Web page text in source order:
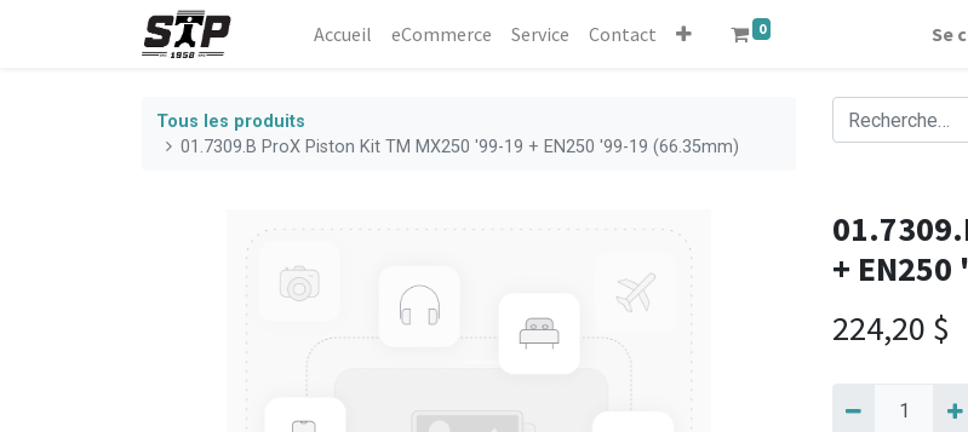
Accueil eCommerce​ Service Contact 0 Se
Tous les produits
01.7309.B ProX Piston Kit TM MX250 '99-19 + EN250 '99-19 (66.35mm)
+
224,20 $